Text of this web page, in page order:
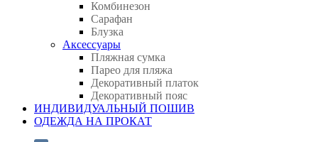
Комбинезон
Сарафан
Блузка
Аксессуары
Пляжная сумка
Парео для пляжа
Декоративный платок
Декоративный пояс
ИНДИВИДУАЛЬНЫЙ ПОШИВ
ОДЕЖДА НА ПРОКАТ